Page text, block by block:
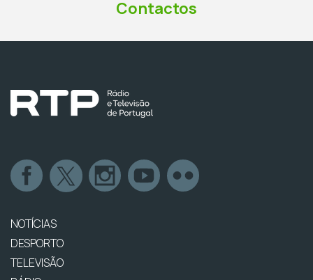
Contactos
NOTÍCIAS
DESPORTO
TELEVISÃO